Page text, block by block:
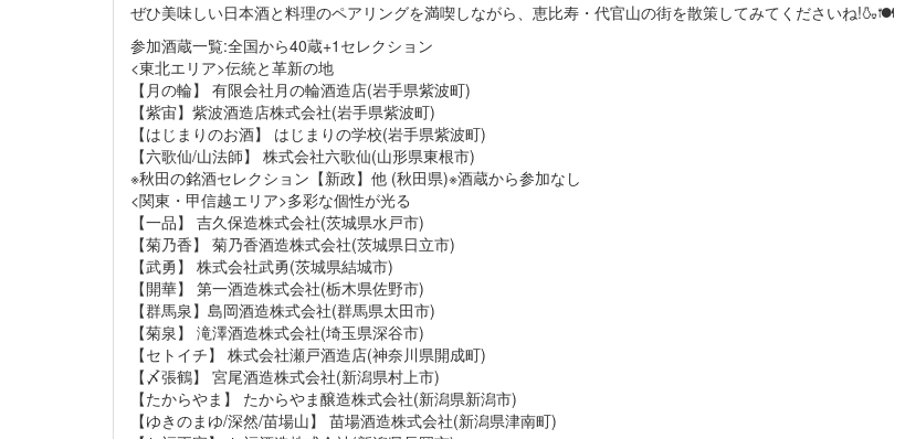
ぜひ美味しい日本酒と料理のペアリングを満喫しながら、恵比寿・代官山の街を散策してみてくださいね!🍶🍽️
参加酒蔵一覧:全国から40蔵+1セレクション
<東北エリア>伝統と革新の地
【月の輪】 有限会社月の輪酒造店(岩手県紫波町)
【紫宙】紫波酒造店株式会社(岩手県紫波町)
【はじまりのお酒】 はじまりの学校(岩手県紫波町)
【六歌仙/山法師】 株式会社六歌仙(山形県東根市)
※秋田の銘酒セレクション【新政】他 (秋田県)※酒蔵から参加なし
<関東・甲信越エリア>多彩な個性が光る
【一品】 吉久保造株式会社(茨城県水戸市)
【菊乃香】 菊乃香酒造株式会社(茨城県日立市)
【武勇】 株式会社武勇(茨城県結城市)
【開華】 第一酒造株式会社(栃木県佐野市)
【群馬泉】島岡酒造株式会社(群馬県太田市)
【菊泉】 滝澤酒造株式会社(埼玉県深谷市)
【セトイチ】 株式会社瀬戸酒造店(神奈川県開成町)
【〆張鶴】 宮尾酒造株式会社(新潟県村上市)
【たからやま】 たからやま醸造株式会社(新潟県新潟市)
【ゆきのまゆ/深然/苗場山】 苗場酒造株式会社(新潟県津南町)